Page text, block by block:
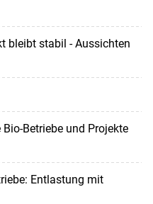
bleibt stabil - Aussichten
Betriebe und Projekte
Entlastung mit